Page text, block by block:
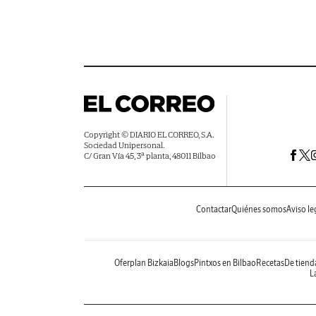
Copyright © DIARIO EL CORREO, S.A.
Sociedad Unipersonal.
C/ Gran Vía 45, 3ª planta, 48011 Bilbao
ContactarQuiénes somosAviso
Oferplan Bizkaia BlogsPintxos en Bilbao RecetasDe